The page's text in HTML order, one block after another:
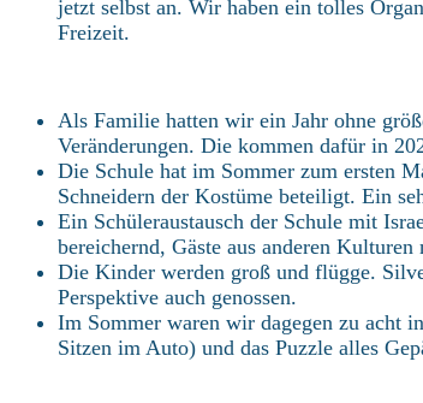
jetzt selbst an. Wir haben ein tolles
Freizeit.
Als Familie hatten wir ein Jahr ohne
Veränderungen. Die kommen dafür in
Die Schule hat im Sommer zum ersten
Schneidern der Kostüme beteiligt. Ein
Ein Schüleraustausch der Schule mit
bereichernd, Gäste aus anderen
Die Kinder werden groß und flügge.
Perspektive auch genossen.
Im Sommer waren wir dagegen zu acht
Sitzen im Auto) und das Puzzle alles